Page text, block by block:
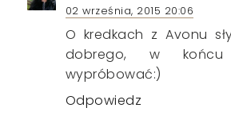
02 września, 2015 20:06
O kredkach z Avonu
dobrego, w
wypróbować:)
Odpowiedz